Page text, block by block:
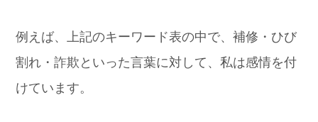
例えば、上記のキーワード表の中で、補修・ひび
割れ・詐欺といった言葉に対して、私は感情を付
けています。